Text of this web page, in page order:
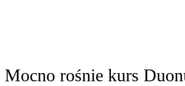
Mocno rośnie kurs